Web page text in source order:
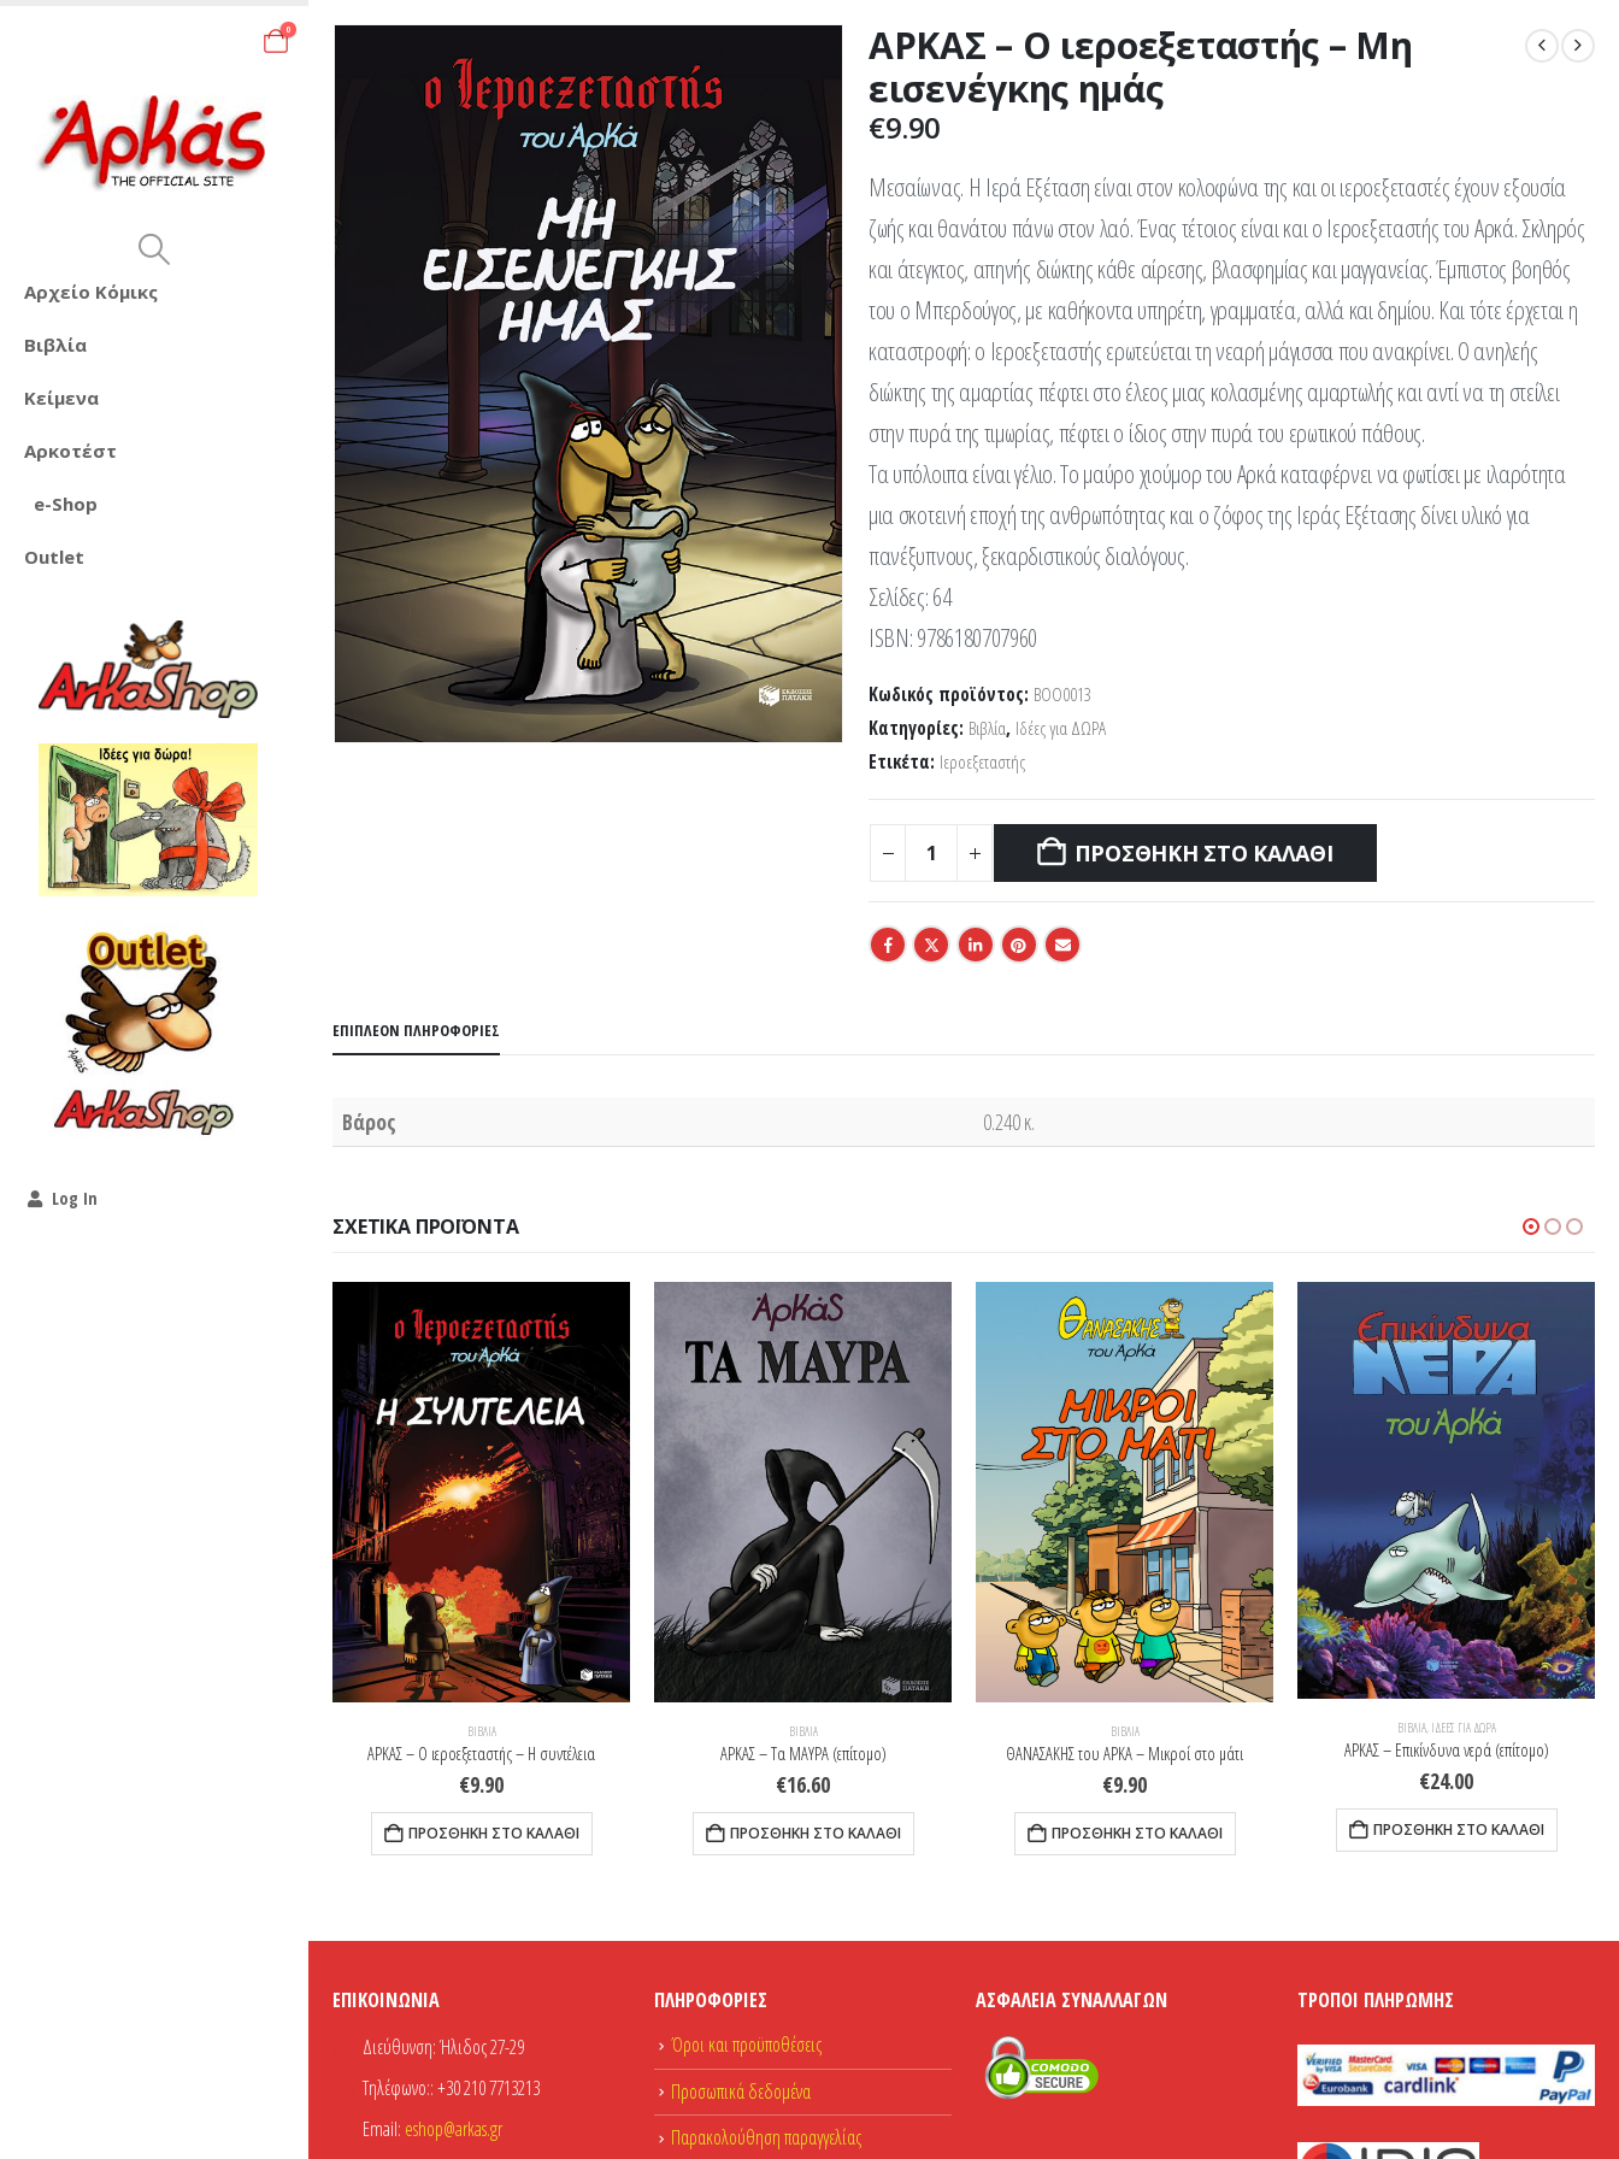
0
Αρχείο Κόμικς
Βιβλία
Κείμενα
Αρκοτέστ
e-Shop
Outlet
Log In
ΑΡΚΑΣ – Ο ιεροεξεταστής – Μη
εισενέγκης ημάς
€9.90
Μεσαίωνας. Η Ιερά Εξέταση είναι στον κολοφώνα της και οι ιεροεξεταστές έχουν εξουσία
ζωής και θανάτου πάνω στον λαό. Ένας τέτοιος είναι και ο Ιεροεξεταστής του Αρκά. Σκληρός
και άτεγκτος, απηνής διώκτης κάθε αίρεσης, βλασφημίας και μαγγανείας. Έμπιστος βοηθός
του ο Μπερδούγος, με καθήκοντα υπηρέτη, γραμματέα, αλλά και δημίου. Και τότε έρχεται η
καταστροφή: ο Ιεροεξεταστής ερωτεύεται τη νεαρή μάγισσα που ανακρίνει. Ο ανηλεής
διώκτης της αμαρτίας πέφτει στο έλεος μιας κολασμένης αμαρτωλής και αντί να τη στείλει
στην πυρά της τιμωρίας, πέφτει ο ίδιος στην πυρά του ερωτικού πάθους.
Τα υπόλοιπα είναι γέλιο. Το μαύρο χιούμορ του Αρκά καταφέρνει να φωτίσει με ιλαρότητα
μια σκοτεινή εποχή της ανθρωπότητας και ο ζόφος της Ιεράς Εξέτασης δίνει υλικό για
πανέξυπνους, ξεκαρδιστικούς διαλόγους.
Σελίδες: 64
ISBN: 9786180707960
Κωδικός προϊόντος: ΒΟΟ0013
Κατηγορίες: Βιβλία, Ιδέες για ΔΩΡΑ
Ετικέτα: Ιεροεξεταστής
ΠΡΟΣΘΉΚΗ ΣΤΟ ΚΑΛΆΘΙ
ΕΠΙΠΛΈΟΝ ΠΛΗΡΟΦΟΡΊΕΣ
Βάρος 0.240 κ.
ΣΧΕΤΙΚΆ ΠΡΟΪΌΝΤΑ
ΒΙΒΛΊΑ
ΑΡΚΑΣ – Ο ιεροεξεταστής – Η συντέλεια
€9.90
ΠΡΟΣΘΉΚΗ ΣΤΟ ΚΑΛΆΘΙ
ΒΙΒΛΊΑ
ΑΡΚΑΣ – Τα ΜΑΥΡΑ (επίτομο)
€16.60
ΠΡΟΣΘΉΚΗ ΣΤΟ ΚΑΛΆΘΙ
ΒΙΒΛΊΑ
ΘΑΝΑΣΑΚΗΣ του ΑΡΚΑ – Μικροί στο μάτι
€9.90
ΠΡΟΣΘΉΚΗ ΣΤΟ ΚΑΛΆΘΙ
ΒΙΒΛΊΑ, ΙΔΈΕΣ ΓΙΑ ΔΩΡΑ
ΑΡΚΑΣ – Επικίνδυνα νερά (επίτομο)
€24.00
ΠΡΟΣΘΉΚΗ ΣΤΟ ΚΑΛΆΘΙ
ΕΠΙΚΟΙΝΩΝΊΑ
Διεύθυνση:Ήλιδος 27-29
Τηλέφωνο::+30 210 7713213
Email: eshop@arkas.gr
ΠΛΗΡΟΦΟΡΊΕΣ
Όροι και προϋποθέσεις
Προσωπικά δεδομένα
Παρακολούθηση παραγγελίας
ΑΣΦΆΛΕΙΑ ΣΥΝΑΛΛΑΓΏΝ ΤΡΌΠΟΙ ΠΛΗΡΩΜΉΣ